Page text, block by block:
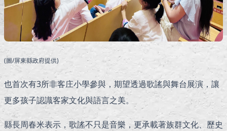
(圖/屏東縣政府提供)
也首次有3所非客庄小學參與，期望透過歌謠與舞台展演，讓
更多孩子認識客家文化與語言之美。
縣長周春米表示，歌謠不只是音樂，更承載著族群文化、歷史